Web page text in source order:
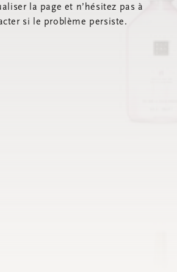
la page et n’hésitez pas à
si le problème persiste.